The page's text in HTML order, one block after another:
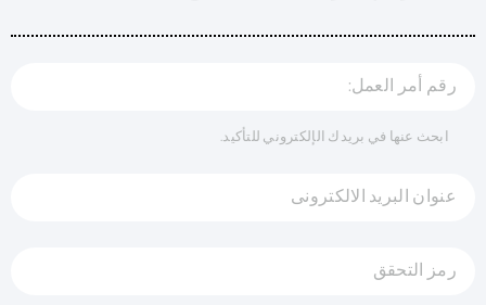
رقم أمر العمل:
ابحث عنها في بريدك الإلكتروني للتأكيد.
عنوان البريد الالكترونى
رمز التحقق